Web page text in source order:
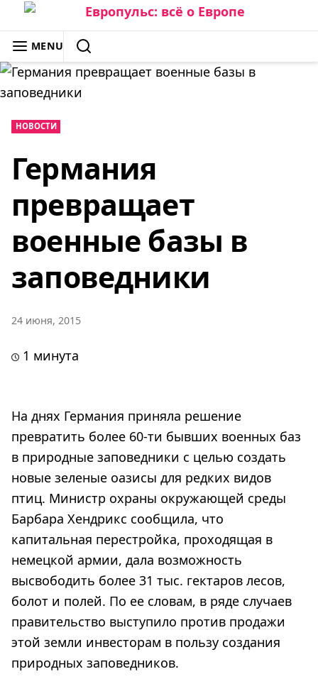
Skip
to
content
ЕВРОПУЛЬС: ВСЁ О ЕВРОПЕ
MENU
SEARCH
НОВОСТИ
Германия
превращает
военные базы в
заповедники
24 июня, 2015
1 минута
На днях Германия приняла решение
превратить более 60-ти бывших военных баз
в природные заповедники с целью создать
новые зеленые оазисы для редких видов
птиц. Министр охраны окружающей среды
Барбара Хендрикс сообщила, что
капитальная перестройка, проходящая в
немецкой армии, дала возможность
высвободить более 31 тыс. гектаров лесов,
болот и полей. По ее словам, в ряде случаев
правительство выступило против продажи
этой земли инвесторам в пользу создания
природных заповедников.